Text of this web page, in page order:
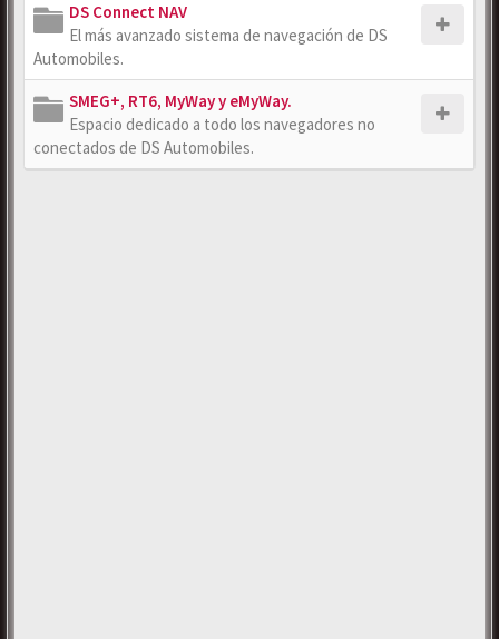
DS Connect NAV
El más avanzado sistema de navegación de DS
Automobiles.
SMEG+, RT6, MyWay y eMyWay.
Espacio dedicado a todo los navegadores no
conectados de DS Automobiles.